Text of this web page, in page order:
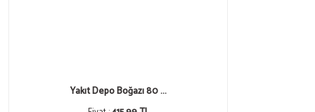
Yakıt Depo Boğazı 80 ...